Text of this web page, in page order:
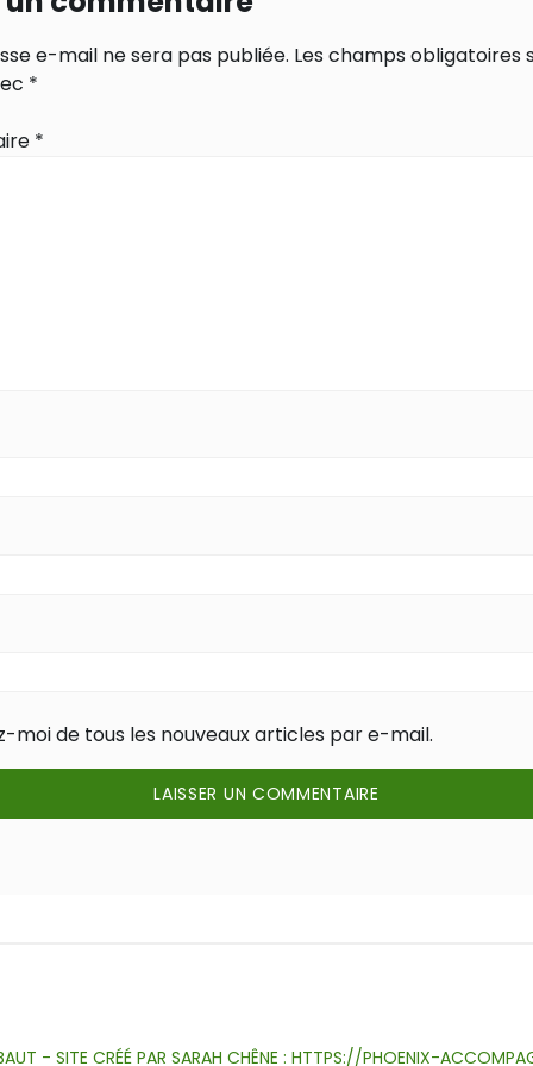
e-mail ne sera pas publiée. Les champs obligatoires
*
*
moi de tous les nouveaux articles par e-mail.
individuel
suis-
àdes
- SITE CRÉÉ PAR SARAH CHÊNE : HTTPS://PHOENIX-